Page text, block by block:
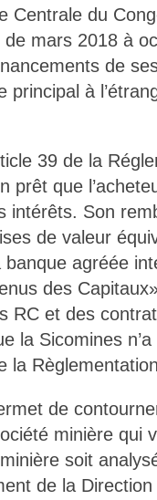
Centrale du
mars 2018 à
de
à
39 de la
prêt que
intérêts. Son
de valeur
agréée
des
RC et des
la Sicomines
la
de
minière qui
soit
de la